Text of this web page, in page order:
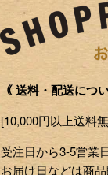
｟ 送料・配送につ
[10,000円以上送料
受注日から3-5営業
お届け日などは商